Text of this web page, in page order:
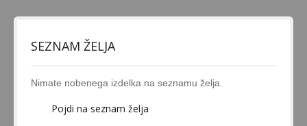
VRTNA IGRALA
SEZNAM ŽELJA
Nimate nobenega izdelka na seznamu želja.
Pojdi na seznam želja